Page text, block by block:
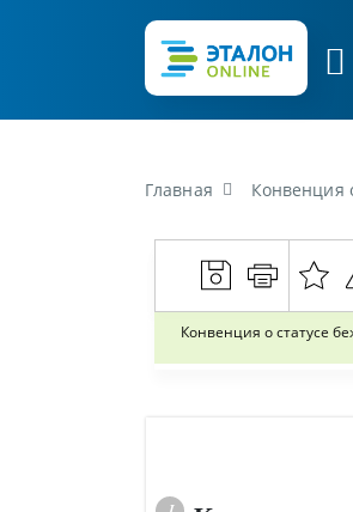
Главная Конвенция
Конвенция о статусе